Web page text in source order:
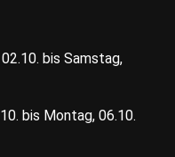
bis Samstag,
bis Montag, 06.10.